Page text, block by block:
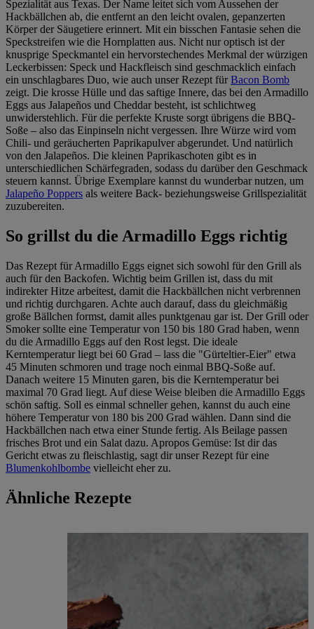
Spezialität aus Texas. Der Name leitet sich vom Aussehen der
Hackbällchen ab, die entfernt an den leicht ovalen, gepanzerten
Körper der Säugetiere erinnert. Mit ein bisschen Fantasie sehen die
Speckstreifen wie die Hornplatten aus. Nicht nur optisch ist der
knusprige Speckmantel ein hervorstechendes Merkmal der würzigen
Leckerbissen: Speck und Hackfleisch sind geschmacklich einfach
ein unschlagbares Duo, wie auch unser Rezept fürBacon Bomb
zeigt. Die krosse Hülle und das saftige Innere, das bei den Armadillo
Eggs aus Jalapeños und Cheddar besteht, ist schlichtweg
unwiderstehlich. Für die perfekte Kruste sorgt übrigens die BBQ-
Soße – also das Einpinseln nicht vergessen. Ihre Würze wird vom
Chili- und geräucherten Paprikapulver abgerundet. Und natürlich
von den Jalapeños. Die kleinen Paprikaschoten gibt es in
unterschiedlichen Schärfegraden, sodass du darüber den Geschmack
steuern kannst. Übrige Exemplare kannst du wunderbar nutzen, um
Jalapeño Poppers als weitere Back- beziehungsweise Grillspezialität
zuzubereiten.
So grillst du die Armadillo Eggs richtig
Das Rezept für Armadillo Eggs eignet sich sowohl für den Grill als
auch für den Backofen. Wichtig beim Grillen ist, dass du mit
indirekter Hitze arbeitest, damit die Hackbällchen nicht verbrennen
und richtig durchgaren. Achte auch darauf, dass du gleichmäßig
große Bällchen formst, damit alles punktgenau gar ist. Der Grill oder
Smoker sollte eine Temperatur von 150 bis 180 Grad haben, wenn
du die Armadillo Eggs auf den Rost legst. Die ideale
Kerntemperatur liegt bei 60 Grad – lass die "Gürteltier-Eier" etwa
45 Minuten schmoren und trage noch einmal BBQ-Soße auf.
Danach weitere 15 Minuten garen, bis die Kerntemperatur bei
maximal 70 Grad liegt. Auf diese Weise bleiben die Armadillo Eggs
schön saftig. Soll es einmal schneller gehen, kannst du auch eine
höhere Temperatur von 180 bis 200 Grad wählen. Dann sind die
Hackbällchen nach etwa einer Stunde fertig. Als Beilage passen
frisches Brot und ein Salat dazu. Apropos Gemüse: Ist dir das
Gericht etwas zu fleischlastig, sagt dir unser Rezept für eine
Blumenkohlbombe vielleicht eher zu.
Ähnliche Rezepte
imImpressum